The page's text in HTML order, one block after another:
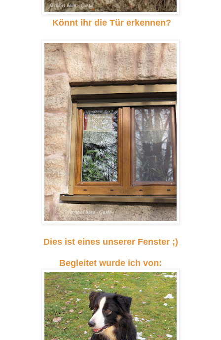
Könnt ihr die Tür erkennen?
Dies ist eines unserer Fenster ;)
Begleitet wurde ich von: